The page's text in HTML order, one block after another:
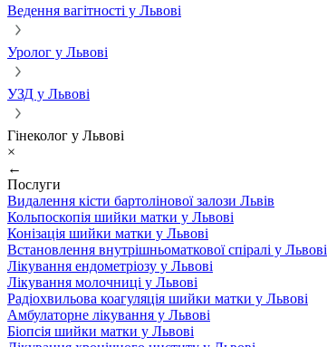
Ведення вагітності у Львові
Уролог у Львові
УЗД у Львові
Гінеколог у Львові
×
←
Послуги
Видалення кісти бартолінової залози Львів
Кольпоскопія шийки матки у Львові
Конізація шийки матки у Львові
Встановлення внутрішньоматкової спіралі у Львові
Лікування ендометріозу у Львові
Лікування молочниці у Львові
Радіохвильова коагуляція шийки матки у Львові
Амбулаторне лікування у Львові
Біопсія шийки матки у Львові